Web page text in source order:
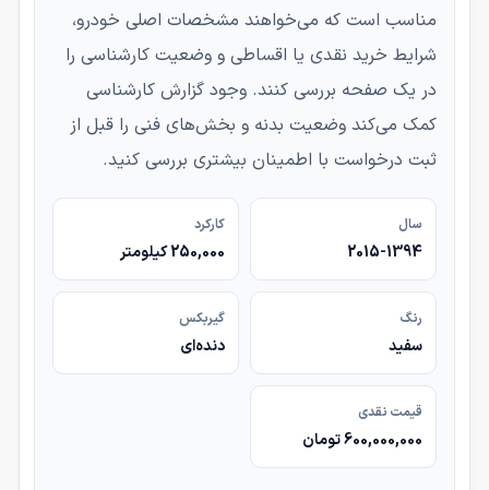
مناسب است که می‌خواهند مشخصات اصلی خودرو،
شرایط خرید نقدی یا اقساطی و وضعیت کارشناسی را
در یک صفحه بررسی کنند. وجود گزارش کارشناسی
کمک می‌کند وضعیت بدنه و بخش‌های فنی را قبل از
ثبت درخواست با اطمینان بیشتری بررسی کنید.
سال
2015-1394
کارکرد
250,000 کیلومتر
رنگ
سفید
گیربکس
دنده‌ای
قیمت نقدی
600,000,000 تومان